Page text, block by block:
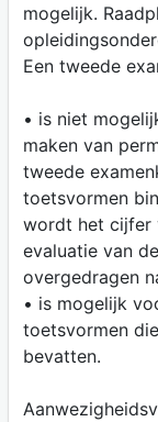
mogelijk.
Een tweede
• is niet
maken van
tweede
toetsvormen
wordt het cijfer
evaluatie van
overgedragen
• is mogelijk
toetsvormen
bevatten.